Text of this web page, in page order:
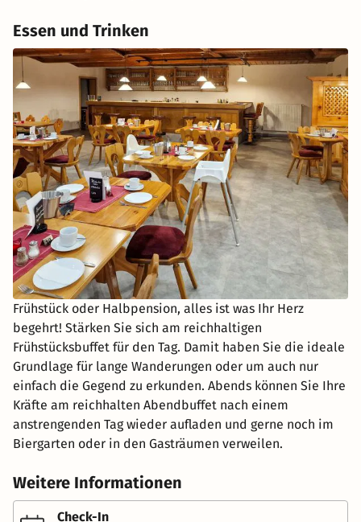
Essen und Trinken
Frühstück oder Halbpension, alles ist was Ihr Herz
begehrt! Stärken Sie sich am reichhaltigen
Frühstücksbuffet für den Tag. Damit haben Sie die ideale
Grundlage für lange Wanderungen oder um auch nur
einfach die Gegend zu erkunden. Abends können Sie Ihre
Kräfte am reichhalten Abendbuffet nach einem
anstrengenden Tag wieder aufladen und gerne noch im
Biergarten oder in den Gasträumen verweilen.
Weitere Informationen
Check-In